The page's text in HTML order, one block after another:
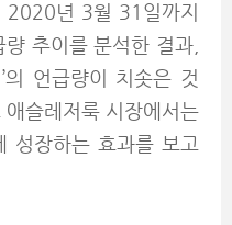
년 3월 31일까지
량 추이를 분석한 결과,
의 언급량이 치솟은 것
슬레저룩 시장에서는
성장하는 효과를 보고